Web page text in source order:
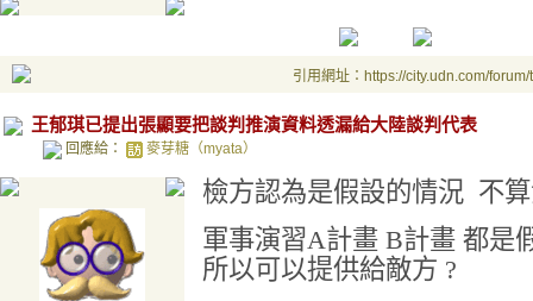
引用網址：https://city.udn.com/
王郁琪已提出張顯要把談判推演資料透漏給大陸談判代表
回應給： 麥芽糖（myata）
檢方認為是假設的情況 不
軍事演習A計畫 B計畫 都是
所以可以提供給敵方 ?